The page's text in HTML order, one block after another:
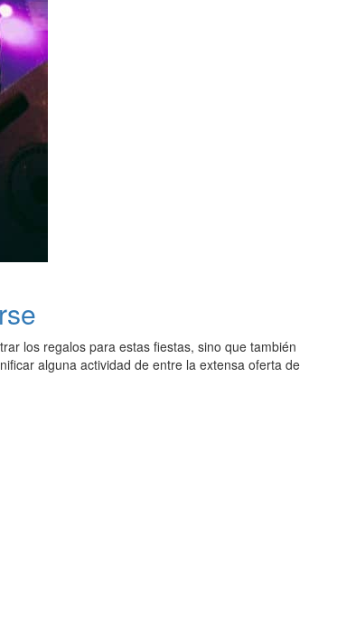
los regalos para estas fiestas, sino que también
alguna actividad de entre la extensa oferta de